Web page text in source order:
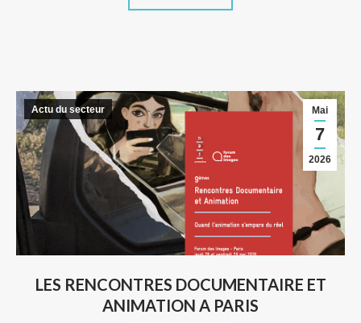
LES RENCONTRES DOCUMENTAIRE ET
ANIMATION A PARIS
Mai
7
2026
Actu du secteur